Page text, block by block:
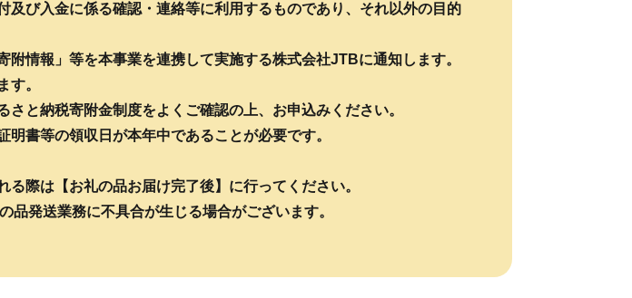
び入金に係る確認・連絡等に利用するものであり、それ以外の目的
情報」等を本事業を連携して実施する株式会社JTBに通知します。
す。
と納税寄附金制度をよくご確認の上、お申込みください。
書等の領収日が本年中であることが必要です。
際は【お礼の品お届け完了後】に行ってください。
発送業務に不具合が生じる場合がございます。